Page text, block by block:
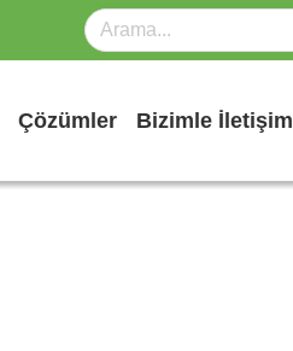
Çözümler Bizimle İletişim